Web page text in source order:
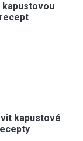
kapustovou
kapustové